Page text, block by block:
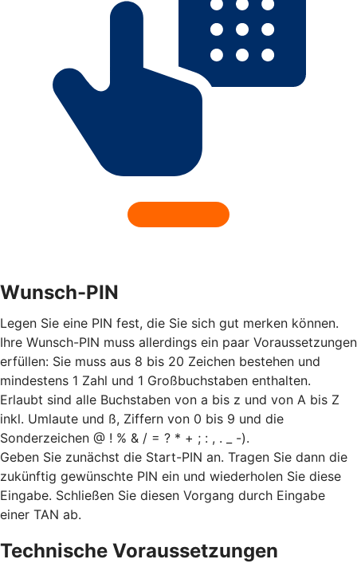
Wunsch-PIN
Legen Sie eine PIN fest, die Sie sich gut merken können.
Ihre Wunsch-PIN muss allerdings ein paar Voraussetzungen
erfüllen: Sie muss aus 8 bis 20 Zeichen bestehen und
mindestens 1 Zahl und 1 Großbuchstaben enthalten.
Erlaubt sind alle Buchstaben von a bis z und von A bis Z
inkl. Umlaute und ß, Ziffern von 0 bis 9 und die
Sonderzeichen @ ! % & / = ? * + ; : , . _ -).
Geben Sie zunächst die Start-PIN an. Tragen Sie dann die
zukünftig gewünschte PIN ein und wiederholen Sie diese
Eingabe. Schließen Sie diesen Vorgang durch Eingabe
einer TAN ab.
Technische Voraussetzungen